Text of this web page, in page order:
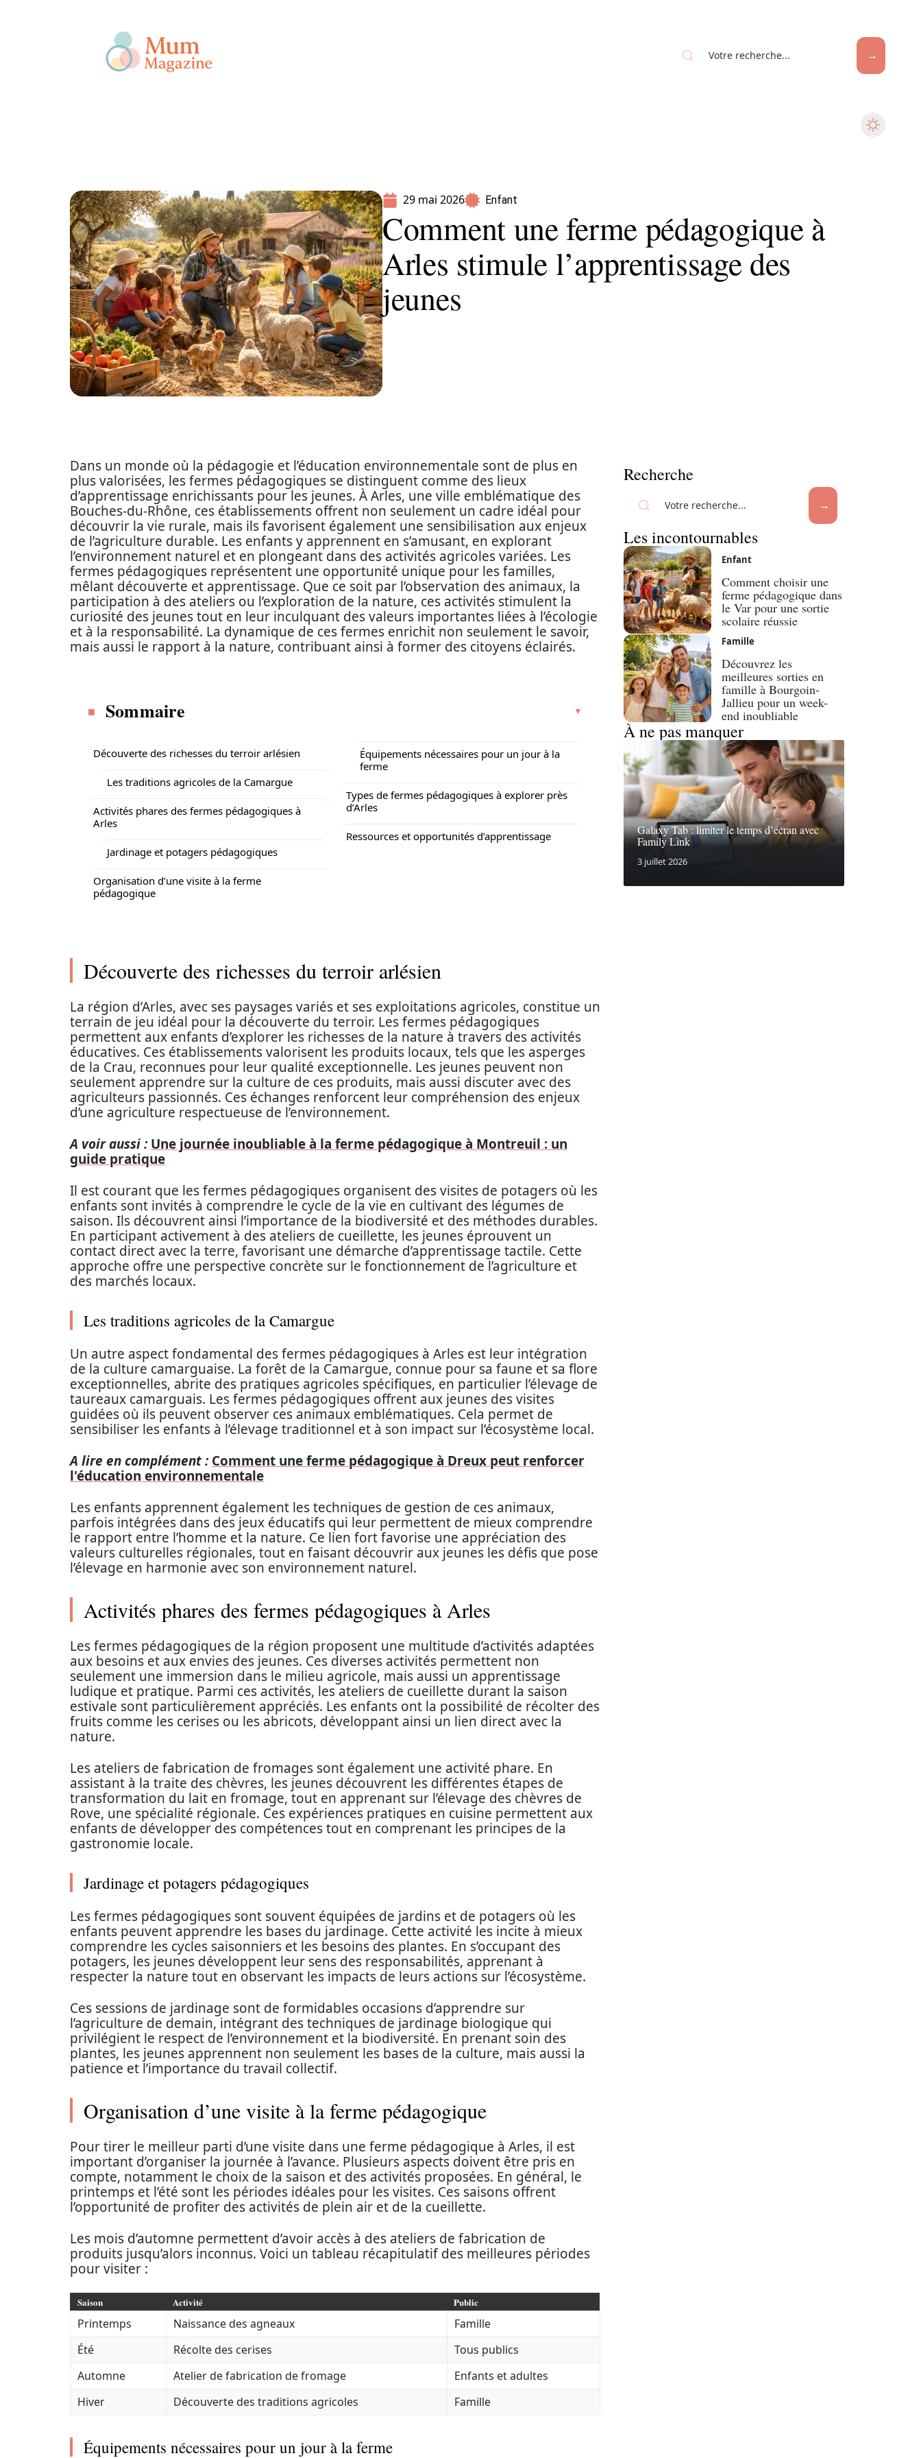
29 mai 2026 Enfant
Comment une ferme pédagogique à
Arles stimule l’apprentissage des
jeunes
Dans un monde où la pédagogie et l’éducation environnementale sont de plus en
plus valorisées, les fermes pédagogiques se distinguent comme des lieux
d’apprentissage enrichissants pour les jeunes. À Arles, une ville emblématique des
Bouches-du-Rhône, ces établissements offrent non seulement un cadre idéal pour
découvrir la vie rurale, mais ils favorisent également une sensibilisation aux enjeux
de l’agriculture durable. Les enfants y apprennent en s’amusant, en explorant
l’environnement naturel et en plongeant dans des activités agricoles variées. Les
fermes pédagogiques représentent une opportunité unique pour les familles,
mêlant découverte et apprentissage. Que ce soit par l’observation des animaux, la
participation à des ateliers ou l’exploration de la nature, ces activités stimulent la
curiosité des jeunes tout en leur inculquant des valeurs importantes liées à l’écologie
et à la responsabilité. La dynamique de ces fermes enrichit non seulement le savoir,
mais aussi le rapport à la nature, contribuant ainsi à former des citoyens éclairés.
Sommaire
Découverte des richesses du terroir arlésien
Les traditions agricoles de la Camargue
Activités phares des fermes pédagogiques à
Arles
Jardinage et potagers pédagogiques
Organisation d’une visite à la ferme
pédagogique
Équipements nécessaires pour un jour à la
ferme
Types de fermes pédagogiques à explorer près
d’Arles
Ressources et opportunités d’apprentissage
Découverte des richesses du terroir arlésien
La région d’Arles, avec ses paysages variés et ses exploitations agricoles, constitue un
terrain de jeu idéal pour la découverte du terroir. Les fermes pédagogiques
permettent aux enfants d’explorer les richesses de la nature à travers des activités
éducatives. Ces établissements valorisent les produits locaux, tels que les asperges
de la Crau, reconnues pour leur qualité exceptionnelle. Les jeunes peuvent non
seulement apprendre sur la culture de ces produits, mais aussi discuter avec des
agriculteurs passionnés. Ces échanges renforcent leur compréhension des enjeux
d’une agriculture respectueuse de l’environnement.
A voir aussi : Une journée inoubliable à la ferme pédagogique à Montreuil : un
guide pratique
Il est courant que les fermes pédagogiques organisent des visites de potagers où les
enfants sont invités à comprendre le cycle de la vie en cultivant des légumes de
saison. Ils découvrent ainsi l’importance de la biodiversité et des méthodes durables.
En participant activement à des ateliers de cueillette, les jeunes éprouvent un
contact direct avec la terre, favorisant une démarche d’apprentissage tactile. Cette
approche offre une perspective concrète sur le fonctionnement de l’agriculture et
des marchés locaux.
Les traditions agricoles de la Camargue
Un autre aspect fondamental des fermes pédagogiques à Arles est leur intégration
de la culture camarguaise. La forêt de la Camargue, connue pour sa faune et sa flore
exceptionnelles, abrite des pratiques agricoles spécifiques, en particulier l’élevage de
taureaux camarguais. Les fermes pédagogiques offrent aux jeunes des visites
guidées où ils peuvent observer ces animaux emblématiques. Cela permet de
sensibiliser les enfants à l’élevage traditionnel et à son impact sur l’écosystème local.
A lire en complément : Comment une ferme pédagogique à Dreux peut renforcer
l'éducation environnementale
Les enfants apprennent également les techniques de gestion de ces animaux,
parfois intégrées dans des jeux éducatifs qui leur permettent de mieux comprendre
le rapport entre l’homme et la nature. Ce lien fort favorise une appréciation des
valeurs culturelles régionales, tout en faisant découvrir aux jeunes les défis que pose
l’élevage en harmonie avec son environnement naturel.
Activités phares des fermes pédagogiques à Arles
Les fermes pédagogiques de la région proposent une multitude d’activités adaptées
aux besoins et aux envies des jeunes. Ces diverses activités permettent non
seulement une immersion dans le milieu agricole, mais aussi un apprentissage
ludique et pratique. Parmi ces activités, les ateliers de cueillette durant la saison
estivale sont particulièrement appréciés. Les enfants ont la possibilité de récolter des
fruits comme les cerises ou les abricots, développant ainsi un lien direct avec la
nature.
Les ateliers de fabrication de fromages sont également une activité phare. En
assistant à la traite des chèvres, les jeunes découvrent les différentes étapes de
transformation du lait en fromage, tout en apprenant sur l’élevage des chèvres de
Rove, une spécialité régionale. Ces expériences pratiques en cuisine permettent aux
enfants de développer des compétences tout en comprenant les principes de la
gastronomie locale.
Jardinage et potagers pédagogiques
Les fermes pédagogiques sont souvent équipées de jardins et de potagers où les
enfants peuvent apprendre les bases du jardinage. Cette activité les incite à mieux
comprendre les cycles saisonniers et les besoins des plantes. En s’occupant des
potagers, les jeunes développent leur sens des responsabilités, apprenant à
respecter la nature tout en observant les impacts de leurs actions sur l’écosystème.
Ces sessions de jardinage sont de formidables occasions d’apprendre sur
l’agriculture de demain, intégrant des techniques de jardinage biologique qui
privilégient le respect de l’environnement et la biodiversité. En prenant soin des
plantes, les jeunes apprennent non seulement les bases de la culture, mais aussi la
patience et l’importance du travail collectif.
Organisation d’une visite à la ferme pédagogique
Pour tirer le meilleur parti d’une visite dans une ferme pédagogique à Arles, il est
important d’organiser la journée à l’avance. Plusieurs aspects doivent être pris en
compte, notamment le choix de la saison et des activités proposées. En général, le
printemps et l’été sont les périodes idéales pour les visites. Ces saisons offrent
l’opportunité de profiter des activités de plein air et de la cueillette.
Les mois d’automne permettent d’avoir accès à des ateliers de fabrication de
produits jusqu’alors inconnus. Voici un tableau récapitulatif des meilleures périodes
pour visiter :
Saison Activité Public
Printemps Naissance des agneaux
Famille
Été
Récolte des cerises
Tous publics
Automne
Atelier de fabrication de fromage
Enfants et adultes
Hiver
Découverte des traditions agricoles Famille
Équipements nécessaires pour un jour à la ferme
Recherche
Les incontournables
Enfant
Comment choisir une
ferme pédagogique dans
le Var pour une sortie
scolaire réussie
Famille
Découvrez les
meilleures sorties en
famille à Bourgoin-
Jallieu pour un week-
end inoubliable
À ne pas manquer
Galaxy Tab : limiter le temps d’écran avec
Family Link
3 juillet 2026